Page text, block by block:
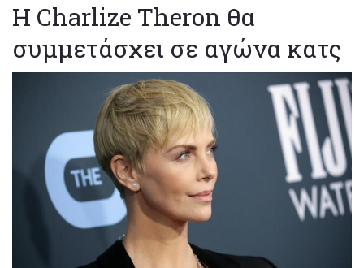
Η Charlize Theron θα
συμμετάσχει σε αγώνα κατς